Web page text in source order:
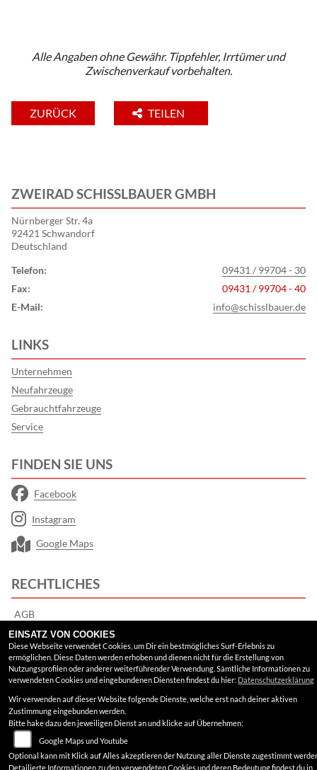
Alle Angaben ohne Gewähr. Tippfehler, Irrtümer und
Zwischenverkauf vorbehalten.
ZURÜCK TEILEN
ZWEIRAD SCHISSLBAUER GMBH
Nürnberger Str. 4a
92421 Schwandorf
Deutschland
Telefon:
09431 / 99704 - 30
Fax:
09431 / 99704 - 40
E-Mail:
info@schisslbauer.de
LINKS
Unternehmen
Neufahrzeuge
Gebrauchtfahrzeuge
Service
FINDEN SIE UNS
Facebook
Instagram
Google Maps
RECHTLICHES
AGB
Impressum
Datenschutz
Barrierefreiheit
EINSATZ VON COOKIES
Diese Webseite verwendet Cookies, um Dir ein bestmögliches Surf-Erlebnis zu
ermöglichen. Diese Daten werden erhoben und dienen nicht für die Erstellung von
Nutzungsprofilen oder anderer weiterführender Verwendung. Sämtliche Informationen zu
verwendeten Cookies und eingebundenen Diensten findest du hier: Datenschutzerklärung
Wir verwenden auf dieser Website folgende Dienste, welche erst nach deiner aktiven
Zustimmung eingebunden werden.
Bitte hake dazu den jeweiligen Dienst an und klicke auf Übernehmen:
Google Maps und Youtube
Optional kann mit Klick auf Alles akzeptieren der Nutzung aller Dienste zugestimmt
Detailierte Informationen zu den verwendeten Cookies und deren Bedeutung findest du in